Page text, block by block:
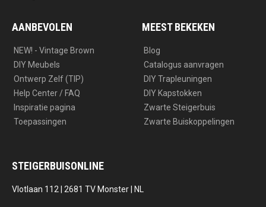
AANBEVOLEN
NEW! - Vintage Brown
DIY Meubels
Ontwerp Zelf (TIP)
Help Center / FAQ
Inspiratie pagina
Toepassingen
MEEST BEKEKEN
Blog
Catalogus aanvragen
DIY Trapleuningen
DIY Kapstokken
Zwarte Steigerbuis
Zwarte Buiskoppelingen
STEIGERBUISONLINE
Vlotlaan 112 | 2681 TV Monster | NL